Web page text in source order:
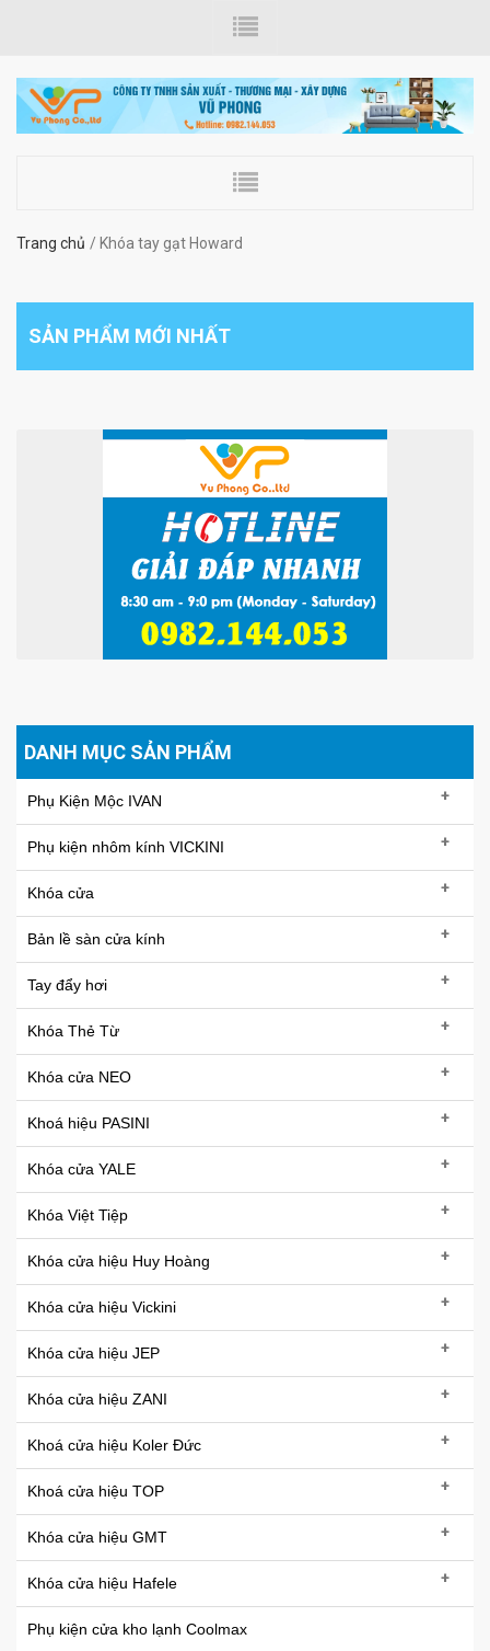
Trang chủ Khóa tay gạt Howard
SẢN PHẨM MỚI NHẤT
DANH MỤC SẢN PHẨM
Phụ Kiện Mộc IVAN +
Phụ kiện nhôm kính VICKINI +
Khóa cửa +
Bản lề sàn cửa kính +
Tay đẩy hơi +
Khóa Thẻ Từ +
Khóa cửa NEO +
Khoá hiệu PASINI +
Khóa cửa YALE +
Khóa Việt Tiệp +
Khóa cửa hiệu Huy Hoàng +
Khóa cửa hiệu Vickini +
Khóa cửa hiệu JEP +
Khóa cửa hiệu ZANI +
Khoá cửa hiệu Koler Đức +
Khoá cửa hiệu TOP +
Khóa cửa hiệu GMT +
Khóa cửa hiệu Hafele +
Phụ kiện cửa kho lạnh Coolmax